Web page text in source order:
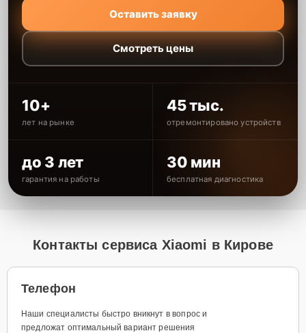
Оставить заявку
Смотреть цены
10+
лет на рынке
45 тыс.
отремонтировано устройств
до 3 лет
гарантия на работы
30 мин
бесплатная диагностика
Контакты сервиса Xiaomi в Кирове
Телефон
Наши специалисты быстро вникнут в вопрос и
предложат оптимальный вариант решения